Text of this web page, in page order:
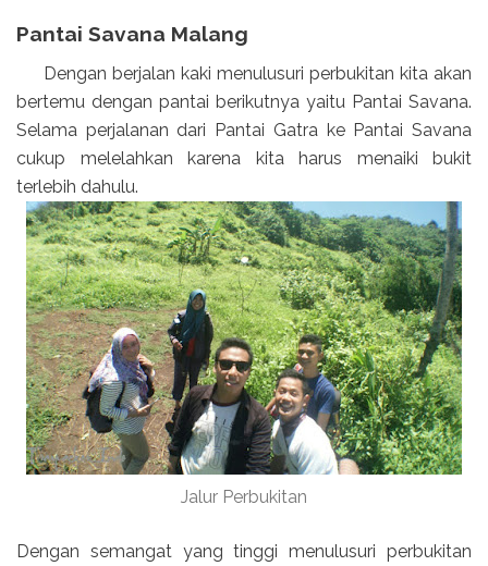
Pantai Savana Malang
Dengan berjalan kaki menulusuri perbukitan kita akan
bertemu dengan pantai berikutnya yaitu Pantai Savana.
Selama perjalanan dari Pantai Gatra ke Pantai Savana
cukup melelahkan karena kita harus menaiki bukit
terlebih dahulu.
Jalur Perbukitan
Dengan semangat yang tinggi menulusuri perbukitan